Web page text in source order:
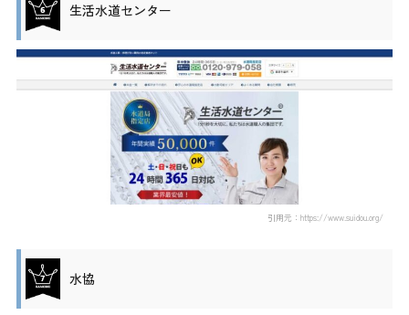
生活水道センター
引用元：https://www.suidou.org/
水協